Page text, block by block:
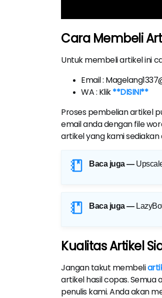
Cara Membeli
Untuk membeli artikel ini
Email :
WA : Klik**DISINI**
Proses pembelian artikel
email anda dengan file
artikel yang kami
Baca juga —
Baca juga —
Kualitas Artikel
Jangan takut membeli
artikel hasil copas.
penulis kami. Anda akan